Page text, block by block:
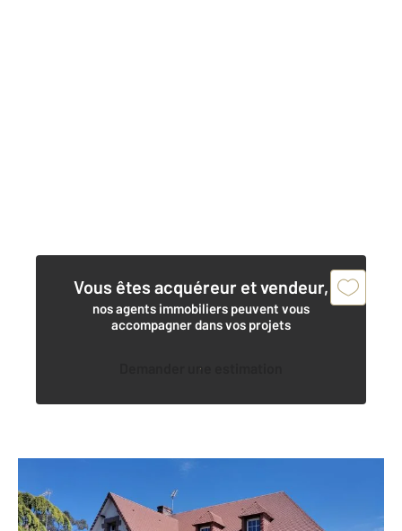
Vous êtes acquéreur et vendeur,
nos agents immobiliers peuvent vous
accompagner dans vos projets
Demander une estimation
133,53 m
, 5 pièces
Ref : 45416